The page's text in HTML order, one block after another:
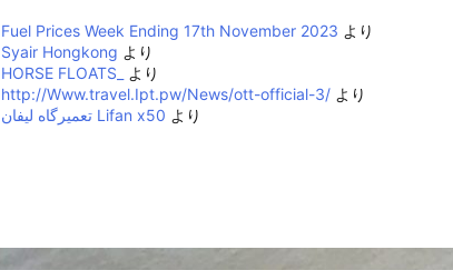
Fuel Prices Week Ending 17th November 2023 より
Syair Hongkong より
HORSE FLOATS_
より
http://Www.travel.Ipt.pw/News/ott-official-3/ より
تعمیرگاه لیفان Lifan x50 より